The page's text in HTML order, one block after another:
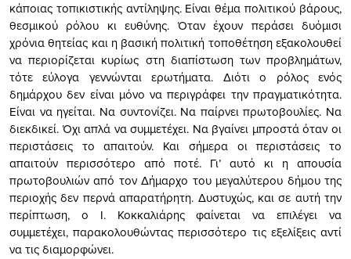
κάποιας τοπικιστικής αντίληψης. Είναι θέμα πολιτικού βάρους,
θεσμικού ρόλου κι ευθύνης. Όταν έχουν περάσει δυόμισι
χρόνια θητείας και η βασική πολιτική τοποθέτηση εξακολουθεί
να περιορίζεται κυρίως στη διαπίστωση των προβλημάτων,
τότε εύλογα γεννώνται ερωτήματα. Διότι ο ρόλος ενός
δημάρχου δεν είναι μόνο να περιγράφει την πραγματικότητα.
Είναι να ηγείται. Να συντονίζει. Να παίρνει πρωτοβουλίες. Να
διεκδικεί. Όχι απλά να συμμετέχει. Να βγαίνει μπροστά όταν οι
περιστάσεις το απαιτούν. Και σήμερα οι περιστάσεις το
απαιτούν περισσότερο από ποτέ. Γι’ αυτό κι η απουσία
πρωτοβουλιών από τον Δήμαρχο του μεγαλύτερου δήμου της
περιοχής δεν περνά απαρατήρητη. Δυστυχώς, και σε αυτή την
περίπτωση, ο Ι. Κοκκαλιάρης φαίνεται να επιλέγει να
συμμετέχει, παρακολουθώντας περισσότερο τις εξελίξεις αντί
να τις διαμορφώνει.